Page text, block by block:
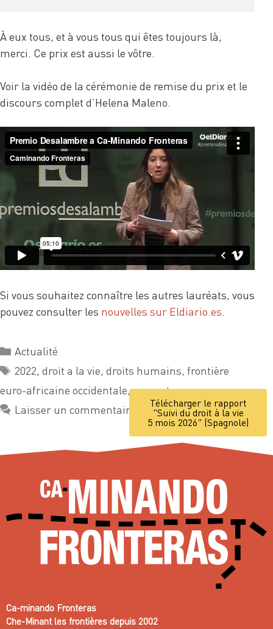
À eux tous, et à vous tous qui êtes toujours là,
merci. Ce prix est aussi le vôtre.
Voir la vidéo de la cérémonie de remise du prix et le
discours complet d’Helena Maleno.
Si vous souhaitez connaître les autres lauréats, vous
pouvez consulter les nouvelles sur Eldiario.es.
Actualité
2022, droit a la vie, droits humains, frontière
euro-africaine occidentale,rapport
Laisser un commentaire
Télécharger le rapport
"Suivi du droit à la vie
5 mois 2026" (Spagnole)
Ca-minando Fronteras
Che-Minant les frontières depuis 2002